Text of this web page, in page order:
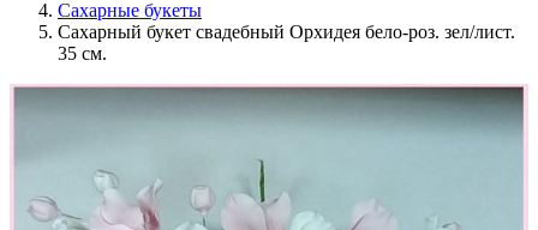
Сахарные букеты
Сахарный букет свадебный Орхидея бело-роз. зел/лист.
35 см.